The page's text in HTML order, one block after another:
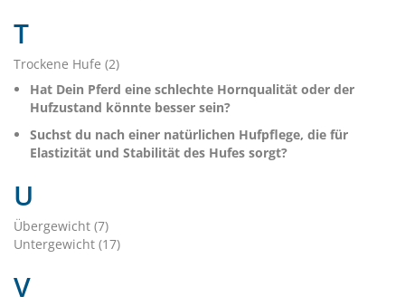
T
Trockene Hufe (2)
Hat Dein Pferd eine schlechte Hornqualität oder der
Hufzustand könnte besser sein?
Suchst du nach einer natürlichen Hufpflege, die für
Elastizität und Stabilität des Hufes sorgt?
U
Übergewicht (7)
Untergewicht (17)
V